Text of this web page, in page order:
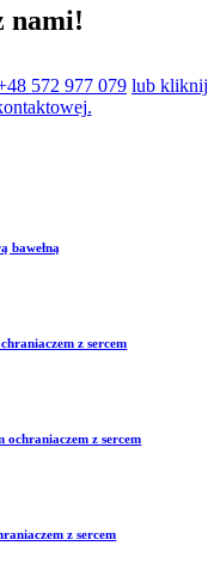
nami!
572 977 079 lub kliknij
bawełną
z sercem
ochraniaczem z sercem
z sercem